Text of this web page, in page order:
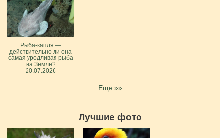
Рыба-капля —
действительно ли она
самая уродливая рыба
на Земле?
20.07.2026
Еще »»
Лучшие фото